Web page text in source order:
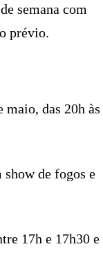
semana com
prévio.
maio, das 20h às
de fogos e
17h e 17h30 e